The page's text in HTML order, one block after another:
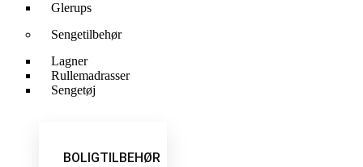
Glerups
Sengetilbehør
Lagner
Rullemadrasser
Sengetøj
BOLIGTILBEHØR